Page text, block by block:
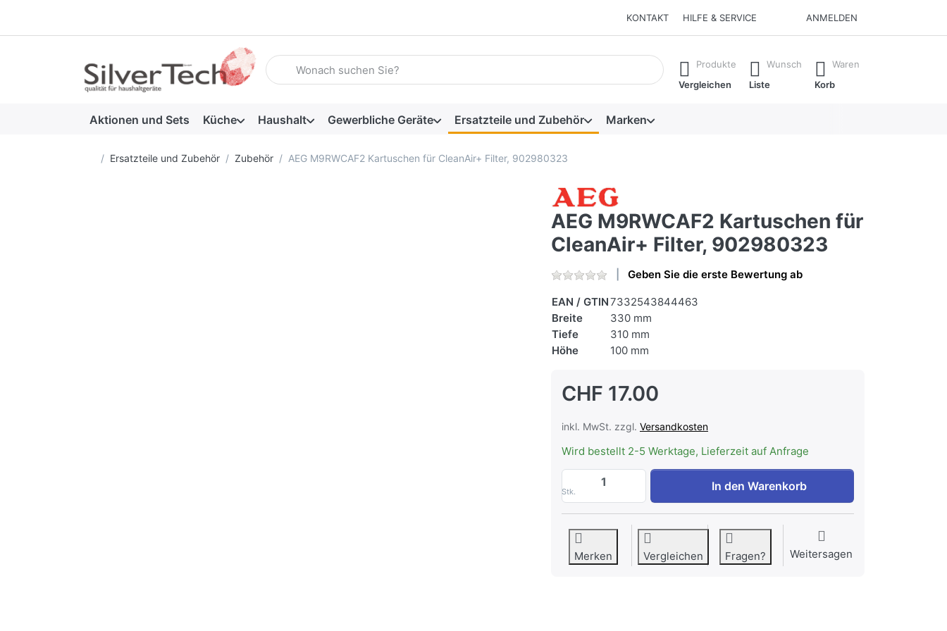
KONTAKT HILFE & SERVICE ANMELDEN
Geben Sie einen Suchbegriff ein. Während Sie tippen, erscheinen automatisch erste Ergebnisse. Drücken Sie die Eingabetaste, um alle
Produkte
Vergleichen
Wunsch
Liste
Waren
Korb
Aktionen und Sets Küche Haushalt Gewerbliche Geräte Ersatzteile und Zubehör Marken
Startseite
Ersatzteile und Zubehör Zubehör AEG M9RWCAF2 Kartuschen für CleanAir+ Filter, 902980323
AEG M9RWCAF2 Kartuschen für
CleanAir+ Filter, 902980323
Geben Sie die erste Bewertung ab
EAN / GTIN7332543844463
Breite
330 mm
Tiefe
310 mm
Höhe
100 mm
CHF 17.00
inkl. MwSt. zzgl. Versandkosten
Wird bestellt 2-5 Werktage, Lieferzeit auf Anfrage
Stk.
AEG M9RWCAF2 Kartuschen für CleanAir+ Filter,
In den Warenkorb
Merken Vergleichen Fragen? Weitersagen